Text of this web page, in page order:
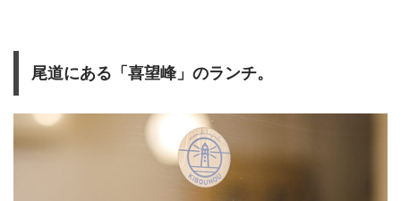
尾道にある「喜望峰」のランチ。